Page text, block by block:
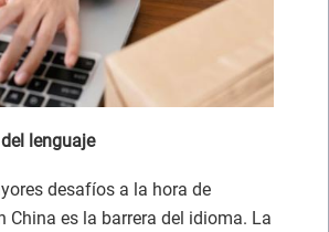
lenguaje
desafíos a la hora de
China es la barrera del idioma. La